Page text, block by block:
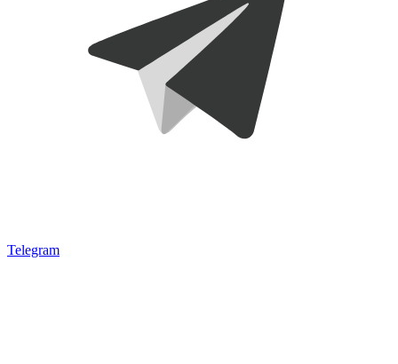
Telegram